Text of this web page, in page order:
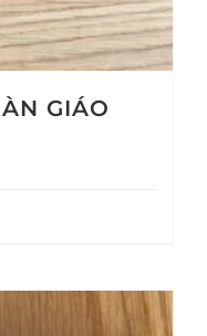
GIÁO